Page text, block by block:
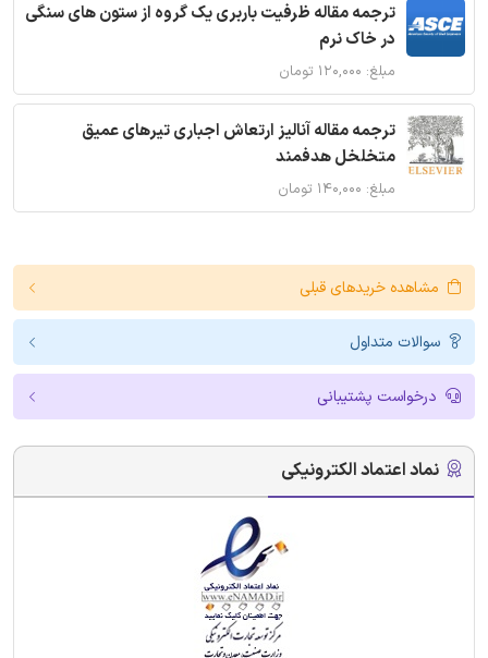
ترجمه مقاله ظرفیت باربری یک گروه از ستون های سنگی
در خاک نرم
مبلغ: ۱۲۰,۰۰۰ تومان
ترجمه مقاله آنالیز ارتعاش اجباری تیرهای عمیق
متخلخل هدفمند
مبلغ: ۱۴۰,۰۰۰ تومان
مشاهده خریدهای قبلی
سوالات متداول
درخواست پشتیبانی
نماد اعتماد الکترونیکی